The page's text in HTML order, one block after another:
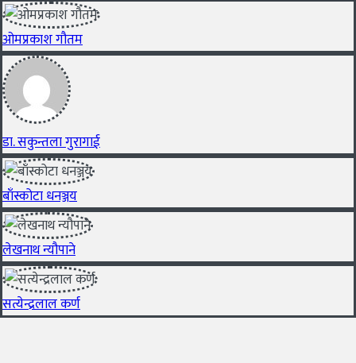
ओमप्रकाश गौतम
डा. सकुन्तला गुरागाई
बाँस्कोटा धनञ्जय
लेखनाथ न्यौपाने
सत्येन्द्रलाल कर्ण